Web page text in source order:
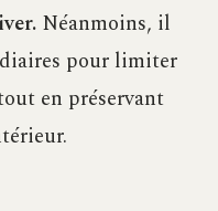
Néanmoins, il
pour limiter
en préservant